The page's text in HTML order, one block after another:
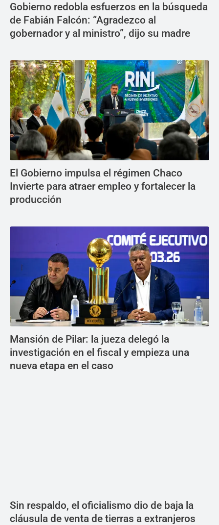
Gobierno redobla esfuerzos en la búsqueda
de Fabián Falcón: “Agradezco al
gobernador y al ministro”, dijo su madre
El Gobierno impulsa el régimen Chaco
Invierte para atraer empleo y fortalecer la
producción
Mansión de Pilar: la jueza delegó la
investigación en el fiscal y empieza una
nueva etapa en el caso
Sin respaldo, el oficialismo dio de baja la
cláusula de venta de tierras a extranjeros